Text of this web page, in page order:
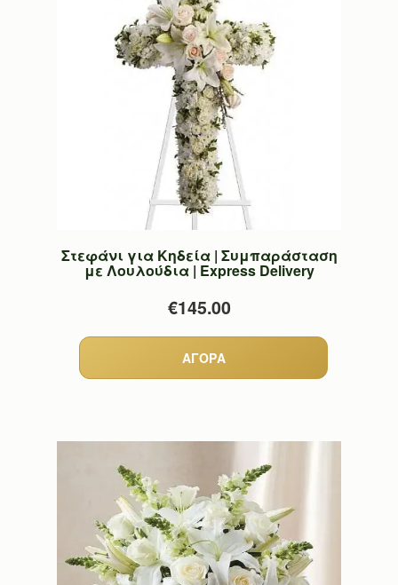
Στεφάνι για Κηδεία | Συμπαράσταση
με Λουλούδια | Express Delivery
€145.00